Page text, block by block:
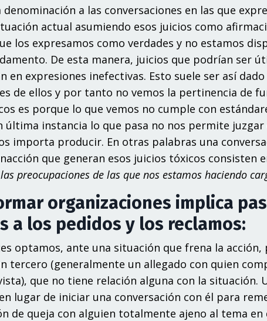
denominación a las conversaciones en las que
actual asumiendo esos juicios como
los expresamos como verdades y no estamos
De esta manera, juicios que podrían ser
en expresiones inefectivas. Esto suele ser así
de ellos y por tanto no vemos la pertinencia de
es porque lo que vemos no cumple con
última instancia lo que pasa no nos permite
importa producir. En otras palabras una
que generan esos juicios tóxicos consisten
preocupaciones de las que nos estamos haciendo
organizaciones implica
a los pedidos y los reclamos:
optamos, ante una situación que frena la
tercero (generalmente un allegado con quien
que no tiene relación alguna con la situación.
lugar de iniciar una conversación con él para
de queja con alguien totalmente ajeno al tema en